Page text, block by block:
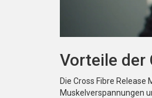
Vorteile der
Die Cross Fibre
Muskelverspannungen